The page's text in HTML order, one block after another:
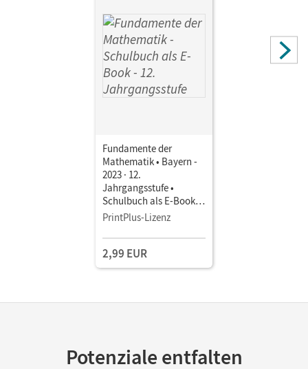
Fundamente der
Mathematik • Bayern -
2023 · 12.
Jahrgangsstufe •
Schulbuch als E-Book
Mit Medien
PrintPlus-Lizenz
2,99 EUR
Potenziale entfalten